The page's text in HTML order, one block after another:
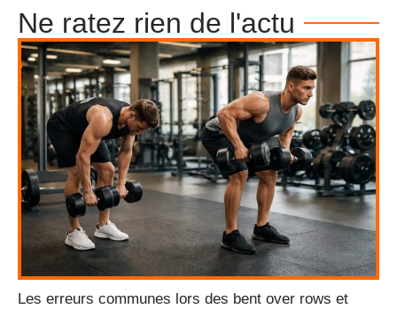
Ne ratez rien de l'actu
Les erreurs communes lors des bent over rows et